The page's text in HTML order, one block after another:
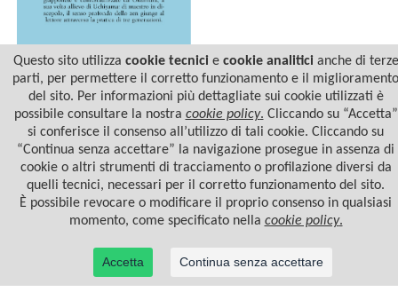
KŌDŌ IL SENZA DIMORA
© 2022 Casa Editrice Astrolabio - Ubaldini Editore S.r.l. - P.IVA 10323461003 |Informativa
Questo sito utilizza cookie tecnicie cookie analiticianche di terze
parti, per permettere il corretto funzionamento e il miglioramento
del sito. Per informazioni più dettagliate sui cookie utilizzati è
possibile consultare la nostra cookie policy. Cliccando su “Accetta”
si conferisce il consenso all’utilizzo di tali cookie. Cliccando su
“Continua senza accettare” la navigazione prosegue in assenza di
cookie o altri strumenti di tracciamento o profilazione diversi da
quelli tecnici, necessari per il corretto funzionamento del sito.
È possibile revocare o modificare il proprio consenso in qualsiasi
momento, come specificato nella cookie policy.
Accetta Continua senza accettare